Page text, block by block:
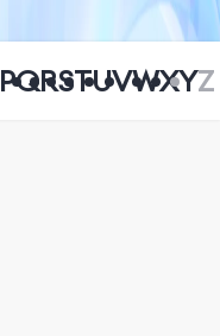
PQRSTUVWXYZ